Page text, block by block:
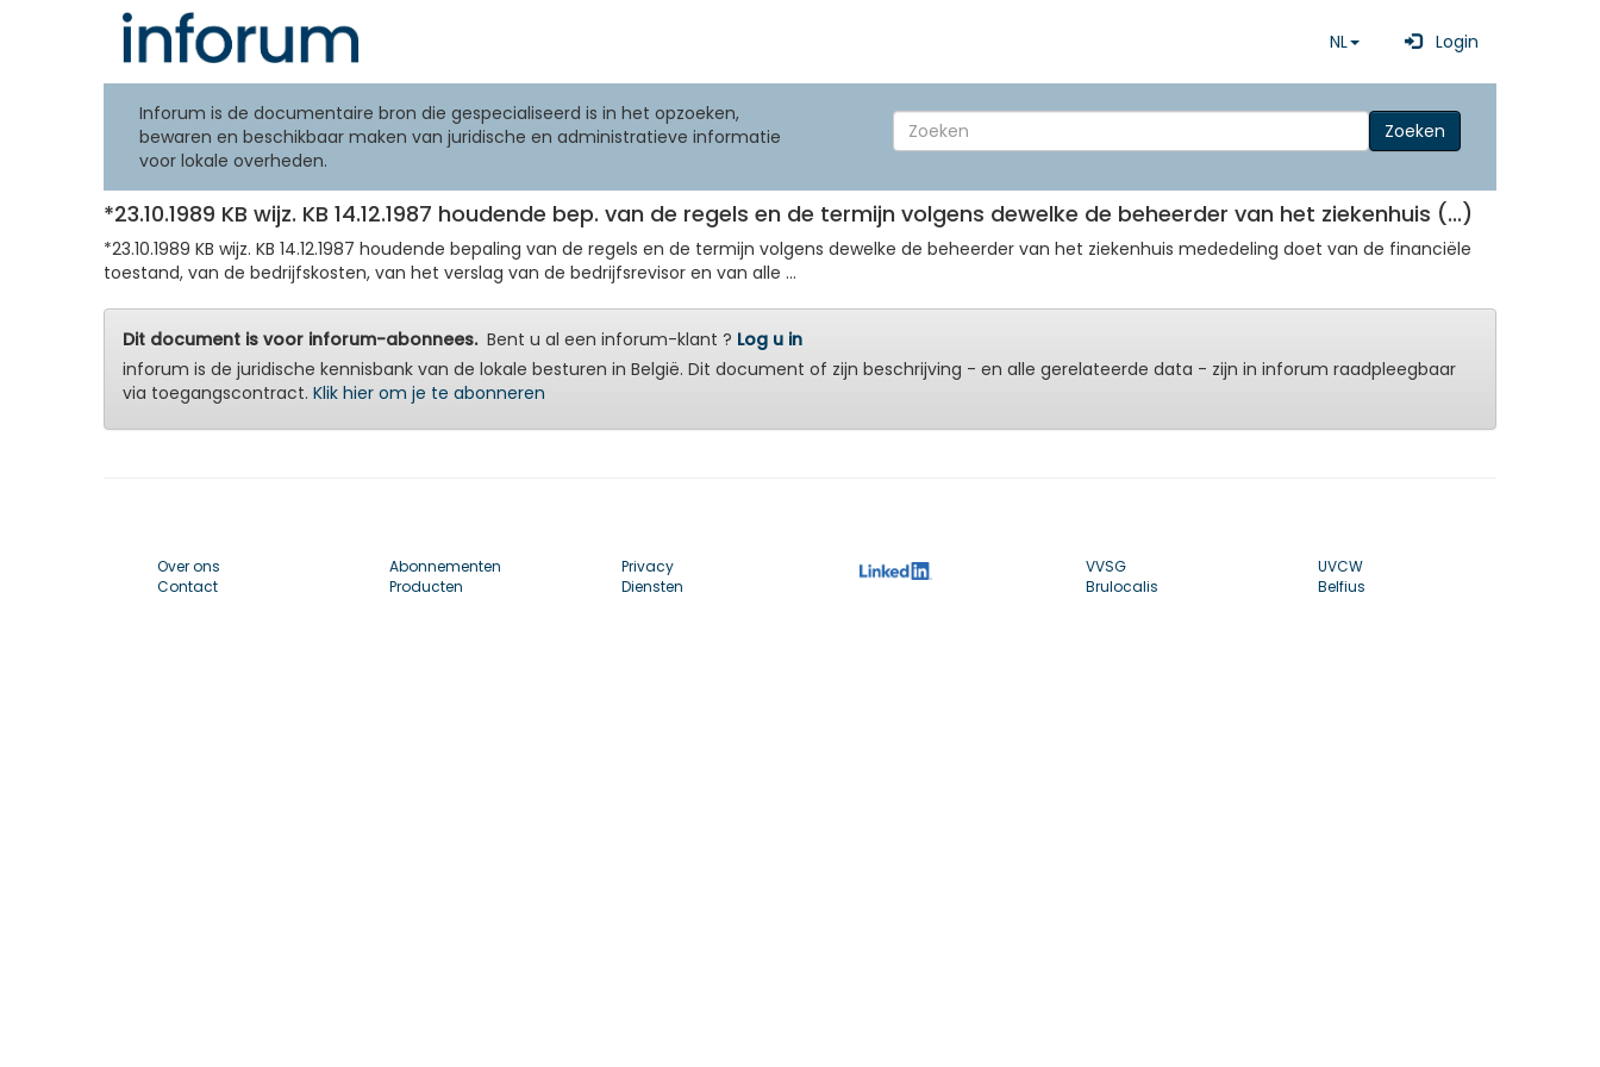
NL Login
Inforum is de documentaire bron die gespecialiseerd is in het opzoeken,
bewaren en beschikbaar maken van juridische en administratieve informatie
voor lokale overheden.
Zoeken
*23.10.1989 KB wijz. KB 14.12.1987 houdende bep. van de regels en de termijn volgens dewelke de beheerder van het ziekenhuis (...)
*23.10.1989 KB wijz. KB 14.12.1987 houdende bepaling van de regels en de termijn volgens dewelke de beheerder van het ziekenhuis mededeling doet van de financiële
toestand, van de bedrijfskosten, van het verslag van de bedrijfsrevisor en van alle ...
Dit document is voor inforum-abonnees.Bent u al een inforum-klant ? Log u in
inforum is de juridische kennisbank van de lokale besturen in België. Dit document of zijn beschrijving - en alle gerelateerde data - zijn in inforum raadpleegbaar
via toegangscontract. Klik hier om je te abonneren
Over ons
Contact
Abonnementen
Producten
Privacy
Diensten
VVSG
Brulocalis
UVCW
Belfius